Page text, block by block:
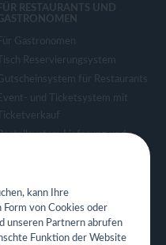
FÜR RESTAURANTS UND
Für Gastronomen
Tisch Reservierungsystem
für Restaurants
Event- und Ticketsystem mit
Ticketverkauf
Lieferung und
Eigene App für Restaurant
kann Ihre
von Cookies oder
unseren Partnern abrufen
Funktion der Website